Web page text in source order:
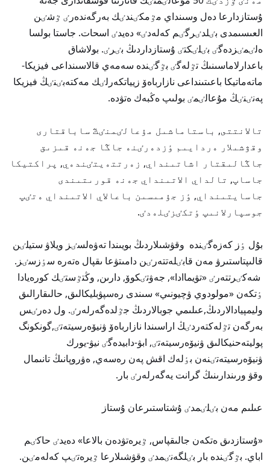
ۇستازدارعا دەل وسىنداي مٷمكٸندٸك بەرگەندەرٸ ٷشٸن
العىسىمدى بٸلدٸرگٸم كەلەدٸ» دەيدٸ اسحات. جاستا بولسا
ەلٸمٸزدەگٸ بٸلٸكتٸ ۇستازداردىڭ بٸرٸ. بولاشاق
باعدارلاماسىنىڭ تٷلەگٸ بٷگٸندە سەمەي قالاسىنداعى فيزيكا-
ماتەماتيكا باعىتىنداعى نازارباەۆ زيياتكەرلٸك مەكتەبٸنٸڭ فيزيكا
پەنٸنٸڭ مۇعالٸمٸ بولىپ ەڭبەك ەتۋدە.
تالانتتى, باستاماشىل مۇعالٸمنٸڭ ساباقتارى
وقۋشىلار ەردايىم ٶزدەرٸنە جاڭا جەنە قىزىق
جاڭالىقتار اشاتىنداي, زەرتتەيتٸندەي, پراكتيكا
جاساپ, تالداي الاتىنداي جەنە قورىتىندى
جاسايتىنداي, ٶز جۇمىسىن باعالاي الاتىنداي ەتٸپ
جوسپارلانىپ ٶتكٸزٸلەدٸ.
بۇل ٶز كەزەگٸندە وقۋشىلاردىڭ بويىندا تەۋەلسٸز ويلاۋ ستيلٸن
قالىپتاستىرۋ مەن قابٸلەتتەرٸن دامىتۋعا ىقپال ەتەرە سٶزسٸز.
شەكٸرتتەرٸ «تۋيماادا», جەۋتٸكوۆ, دارىن, وڭتٷستٸك كورەيادا
ٶتكەن «مولودوي ۋچيونىي» سىندى رەسپۋبليكالىق, حالىقارالىق
وليمپيادالاردىڭ,عىلىمي جوبالاردىڭ جٷلدەگەرلەرٸ. ول دەرٸس
بەرگەن تٷلەكتەردٸڭ اراسىندا نازارباەۆ ۋنيۆەرسيتەتٸ,گونكونگ
پوليتەحنيكالىق ۋنيۆەرسيتەتٸ, ابۋ-دابيدەگٸ نيۋ-يورك
ۋنيۆەرسيتەتٸنەن بٶلەك اقش پەن رەسەي, ەۋروپانىڭ تانىمال
وقۋ ورىندارىنىڭ گرانت يەگەرلەرٸ بار.
عىلىم مەن بٸلٸمدٸ ۇشتاستىرعان ۇستاز
«ۇستازدىق ەتكەن جالىقپاس, ٷيرەتۋدەن بالاعا» دەيدٸ حاكٸم
اباي. بٷگٸندە بار بٸلگەنٸمدٸ وقۋشىلارعا ٷيرەتٸپ كەلەمٸن.